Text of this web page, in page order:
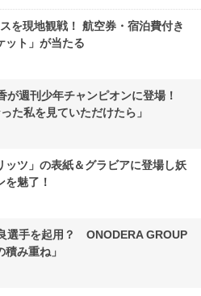
を現地観戦！ 航空券・宿泊費付き
ット」が当たる
が週刊少年チャンピオンに登場！
た私を見ていただけたら」
ッツ」の表紙＆グラビアに登場し妖
魅了！
選手を起用？ ONODERA GROUP
み重ね」